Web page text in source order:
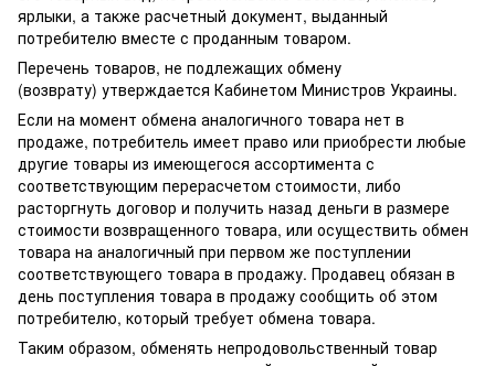
ярлыки, а также расчетный документ, выданный
потребителю вместе с проданным товаром.
Перечень товаров, не подлежащих обмену
(возврату) утверждается Кабинетом Министров Украины.
Если на момент обмена аналогичного товара нет в
продаже, потребитель имеет право или приобрести любые
другие товары из имеющегося ассортимента с
соответствующим перерасчетом стоимости, либо
расторгнуть договор и получить назад деньги в размере
стоимости возвращенного товара, или осуществить обмен
товара на аналогичный при первом же поступлении
соответствующего товара в продажу. Продавец обязан в
день поступления товара в продажу сообщить об этом
потребителю, который требует обмена товара.
Таким образом, обменять непродовольственный товар